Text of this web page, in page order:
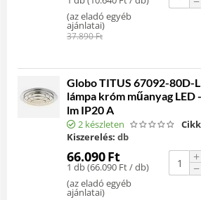
(az eladó egyéb
ajánlatai)
37.890Ft
Globo TITUS 67092-80D-
lámpa króm műanyag LED
lm IP20 A
2 készleten
Kiszerelés: db
66.090Ft
1 db (66.090 Ft/ db)
(az eladó egyéb
ajánlatai)
+
−